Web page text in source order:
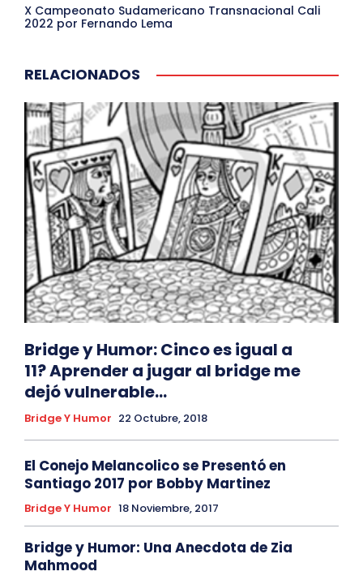
X Campeonato Sudamericano Transnacional Cali
2022 por Fernando Lema
RELACIONADOS
Bridge y Humor: Cinco es igual a
11? Aprender a jugar al bridge me
dejó vulnerable…
Bridge Y Humor 22 Octubre, 2018
El Conejo Melancolico se Presentó en
Santiago 2017 por Bobby Martinez
Bridge Y Humor 18 Noviembre, 2017
Bridge y Humor: Una Anecdota de Zia
Mahmood